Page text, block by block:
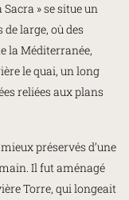
» se situe un
large, où des
la Méditerranée,
le quai, un long
reliées aux plans
préservés d’une
Il fut aménagé
Torre, qui longeait